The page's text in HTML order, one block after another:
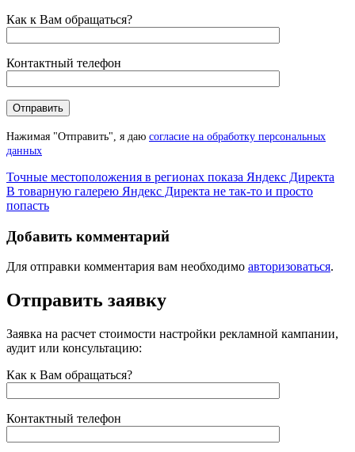
Как к Вам обращаться?
Контактный телефон
Нажимая "Отправить", я даю согласие на обработку персональных
данных
Навигация
по
Точные местоположения в регионах показа Яндекс Директа
В товарную галерею Яндекс Директа не так-то и просто
попасть
Добавить комментарий
Для отправки комментария вам необходимо авторизоваться.
Отправить заявку
Заявка на расчет стоимости настройки рекламной кампании,
аудит или консультацию:
Как к Вам обращаться?
Контактный телефон